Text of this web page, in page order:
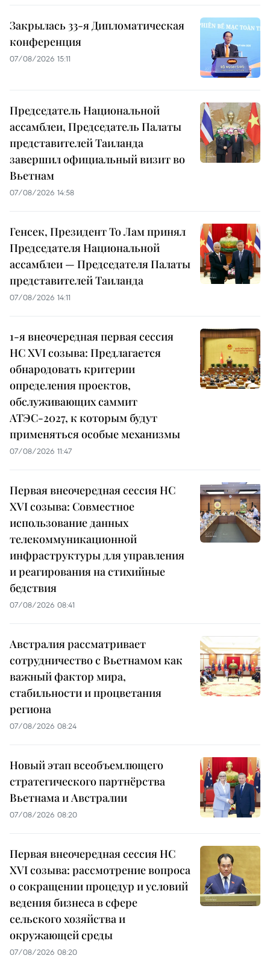
Закрылась 33-я Дипломатическая
конференция
07/08/2026 15:11
Председатель Национальной
ассамблеи, Председатель Палаты
представителей Таиланда
завершил официальный визит во
Вьетнам
07/08/2026 14:58
Генсек, Президент То Лам принял
Председателя Национальной
ассамблеи — Председателя Палаты
представителей Таиланда
07/08/2026 14:11
1-я внеочередная первая сессия
НС XVI созыва: Предлагается
обнародовать критерии
определения проектов,
обслуживающих саммит
АТЭС-2027, к которым будут
применяться особые механизмы
07/08/2026 11:47
Первая внеочередная сессия НС
XVI созыва: Совместное
использование данных
телекоммуникационной
инфраструктуры для управления
и реагирования на стихийные
бедствия
07/08/2026 08:41
Австралия рассматривает
сотрудничество с Вьетнамом как
важный фактор мира,
стабильности и процветания
региона
07/08/2026 08:24
Новый этап всеобъемлющего
стратегического партнёрства
Вьетнама и Австралии
07/08/2026 08:20
Первая внеочередная сессия НС
XVI созыва: рассмотрение вопроса
о сокращении процедур и условий
ведения бизнеса в сфере
сельского хозяйства и
окружающей среды
07/08/2026 08:20